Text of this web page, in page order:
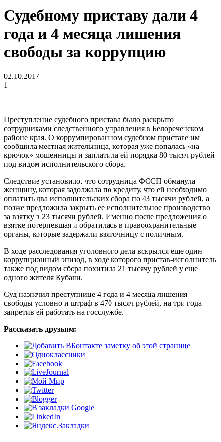
Судебному приставу дали 4
года и 4 месяца лишения
свободы за коррупцию
02.10.2017
1
Преступление судебного пристава было раскрыто
сотрудниками следственного управления в Белореченском
районе края. О коррумпированном судебном приставе им
сообщила местная жительница, которая уже попалась «на
крючок» мошенницы и заплатила ей порядка 80 тысяч рублей
под видом исполнительского сбора.
Следствие установило, что сотрудница ФССП обманула
женщину, которая задолжала по кредиту, что ей необходимо
оплатить два исполнительских сбора по 43 тысячи рублей, а
позже предложила закрыть ее исполнительное производство
за взятку в 23 тысячи рублей. Именно после предложения о
взятке потерпевшая и обратилась в правоохранительные
органы, которые задержали взяточницу с поличным.
В ходе расследования уголовного дела вскрылся еще один
коррупционный эпизод, в ходе которого пристав-исполнитель
также под видом сбора похитила 21 тысячу рублей у еще
одного жителя Кубани.
Суд назначил преступнице 4 года и 4 месяца лишения
свободы условно и штраф в 470 тысяч рублей, на три года
запретив ей работать на госслужбе.
Рассказать друзьям: